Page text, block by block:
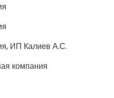
ИП Калиев А.С.
компания